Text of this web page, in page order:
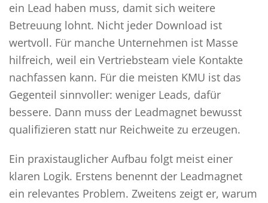
ein Lead haben muss, damit sich weitere
Betreuung lohnt. Nicht jeder Download ist
wertvoll. Für manche Unternehmen ist Masse
hilfreich, weil ein Vertriebsteam viele Kontakte
nachfassen kann. Für die meisten KMU ist das
Gegenteil sinnvoller: weniger Leads, dafür
bessere. Dann muss der Leadmagnet bewusst
qualifizieren statt nur Reichweite zu erzeugen.
Ein praxistauglicher Aufbau folgt meist einer
klaren Logik. Erstens benennt der Leadmagnet
ein relevantes Problem. Zweitens zeigt er, warum